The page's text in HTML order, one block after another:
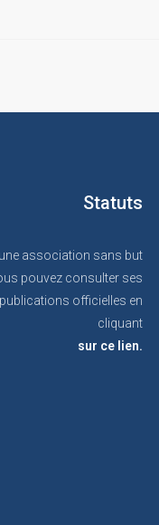
Statuts
une association sans but
pouvez consulter ses
officielles en
cliquant
sur ce lien.